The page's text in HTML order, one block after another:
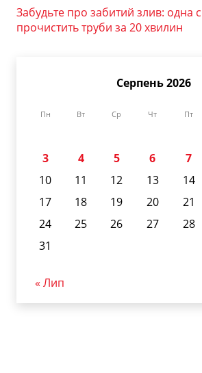
Забудьте про забитий злив: одна
прочистить труби за 20 хвилин
Серпень 2026
Пн Вт Ср Чт Пт
3
4 5 6 7
10
11 12 13 14
17
18 19 20 21
24
25 26 27 28
31
« Лип